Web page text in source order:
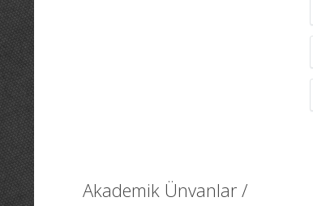
Akademik Ünvanlar /